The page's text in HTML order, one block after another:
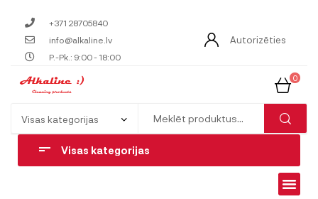
+371 28705840
info@alkaline.lv
P.-Pk.: 9:00 - 18:00
Autorizēties
0
Visas kategorijas